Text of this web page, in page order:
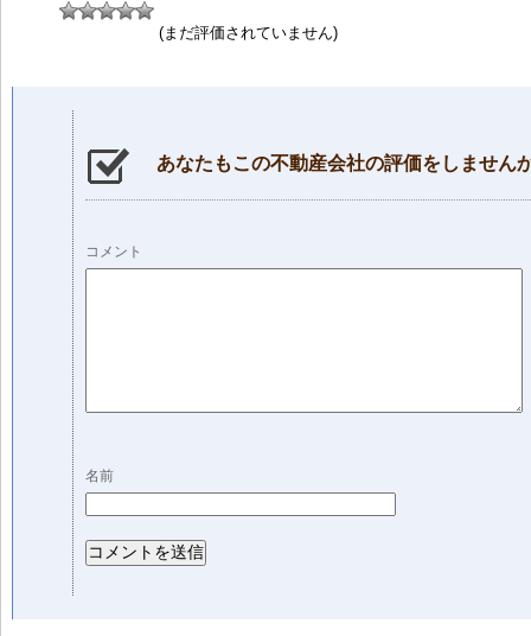
(まだ評価されていません)
あなたもこの不動産会社の評価をしません
コメント
名前